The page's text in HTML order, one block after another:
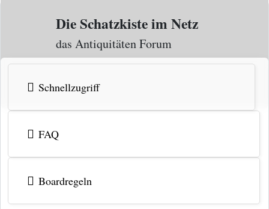
Zum Inhalt
Die Schatzkiste im Netz
das Antiquitäten Forum
Schnellzugriff
FAQ
Boardregeln